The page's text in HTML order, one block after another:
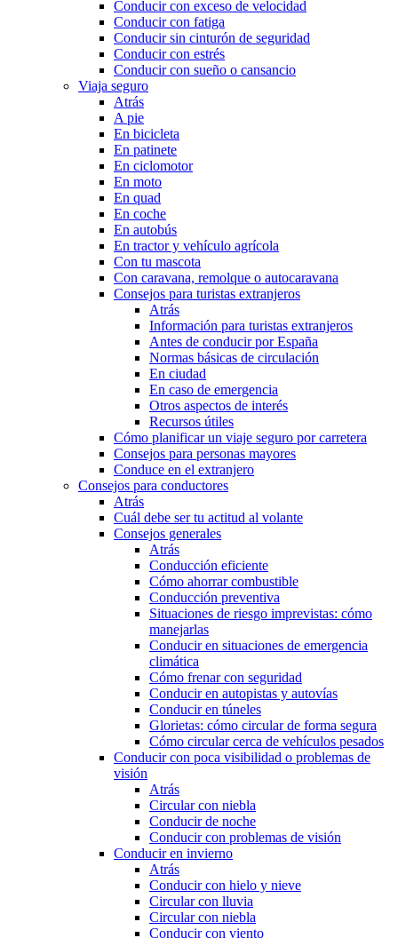
Conducir con exceso de velocidad
Conducir con fatiga
Conducir sin cinturón de seguridad
Conducir con estrés
Conducir con sueño o cansancio
Viaja seguro
Atrás
A pie
En bicicleta
En patinete
En ciclomotor
En moto
En quad
En coche
En autobús
En tractor y vehículo agrícola
Con tu mascota
Con caravana, remolque o autocaravana
Consejos para turistas extranjeros
Atrás
Información para turistas extranjeros
Antes de conducir por España
Normas básicas de circulación
En ciudad
En caso de emergencia
Otros aspectos de interés
Recursos útiles
Cómo planificar un viaje seguro por carretera
Consejos para personas mayores
Conduce en el extranjero
Consejos para conductores
Atrás
Cuál debe ser tu actitud al volante
Consejos generales
Atrás
Conducción eficiente
Cómo ahorrar combustible
Conducción preventiva
Situaciones de riesgo imprevistas: cómo
manejarlas
Conducir en situaciones de emergencia
climática
Cómo frenar con seguridad
Conducir en autopistas y autovías
Conducir en túneles
Glorietas: cómo circular de forma segura
Cómo circular cerca de vehículos pesados
Conducir con poca visibilidad o problemas de
visión
Atrás
Circular con niebla
Conducir de noche
Conducir con problemas de visión
Conducir en invierno
Atrás
Conducir con hielo y nieve
Circular con lluvia
Circular con niebla
Conducir con viento